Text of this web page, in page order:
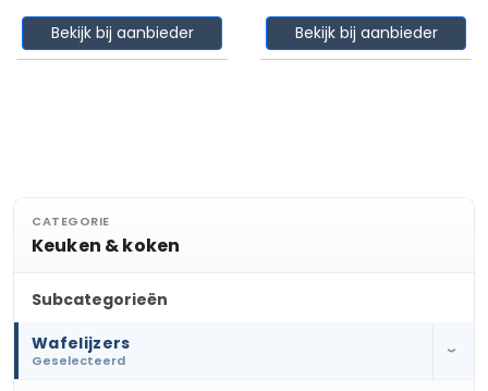
Bekijk bij aanbieder Bekijk bij aanbieder
CATEGORIE
Keuken & koken
Subcategorieën
Wafelijzers
Geselecteerd
›